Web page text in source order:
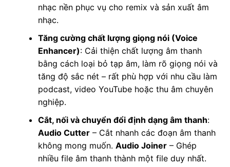
nhạc nền phục vụ cho remix và sản xuất âm
nhạc.
Tăng cường chất lượng giọng nói (Voice
Enhancer): Cải thiện chất lượng âm thanh
bằng cách loại bỏ tạp âm, làm rõ giọng nói và
tăng độ sắc nét – rất phù hợp với nhu cầu làm
podcast, video YouTube hoặc thu âm chuyên
nghiệp.
Cắt, nối và chuyển đổi định dạng âm thanh:
Audio Cutter– Cắt nhanh các đoạn âm thanh
không mong muốn. Audio Joiner– Ghép
nhiều file âm thanh thành một file duy nhất.